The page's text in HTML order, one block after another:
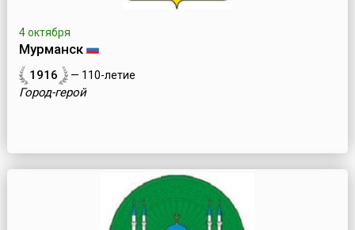
4 октября
Мурманск
1916 — 110-летие
Город-герой